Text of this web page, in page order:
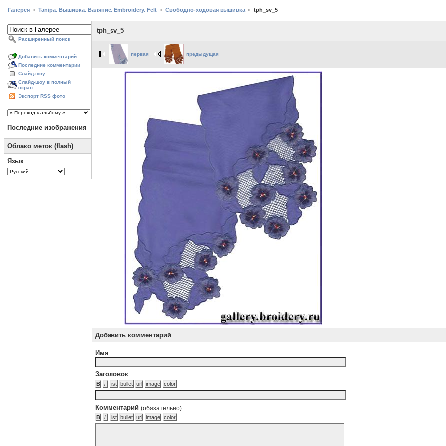
Галерея Tanipa. Вышивка. Валяние. Embroidery. Felt Свободно-ходовая вышивка tph_sv_5
Расширенный поиск
Добавить комментарий
Последние комментарии
Слайд-шоу
Слайд-шоу в полный
экран
Экспорт RSS фото
Последние изображения
Облако меток (flash)
Язык
tph_sv_5
первая предыдущая
Добавить комментарий
Имя
Заголовок
Комментарий (обязательно)